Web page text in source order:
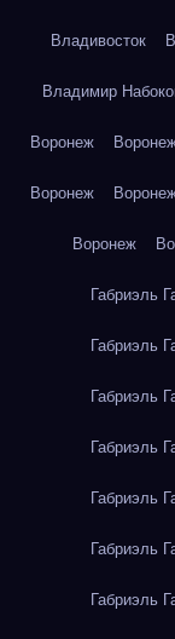
Владивосток
Владимир
Воронеж
Воронеж
Воронеж
Габриэль
Габриэль
Габриэль
Габриэль
Габриэль
Габриэль
Габриэль